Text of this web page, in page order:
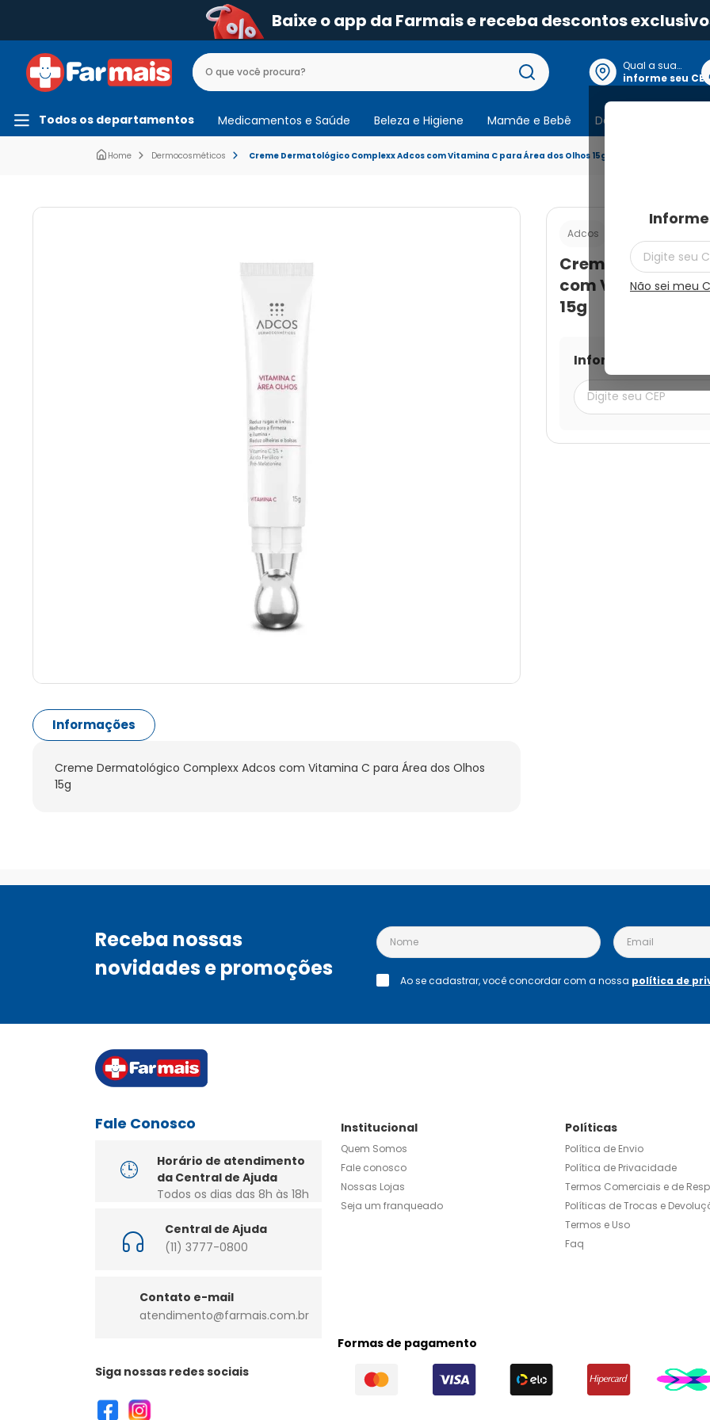
Baixe o app da Farmais e receba descontos
Qual a sua
localização?
informe seu CEP
Não sei meu
Todos os departamentos Medicamentos e Saúde Beleza e Higiene Mamãe e Bebê Dermocosmeticos
Dermocosméticos Creme Dermatológico Complexx Adcos com Vitamina C para Área dos Olhos 15g
Informações
Creme Dermatológico Complexx Adcos com Vitamina C para Área dos Olhos
15g
Adcos
Creme
com Vitamina C
15g
Informe seu CEP
Receba nossas
novidades e promoções
Ao se cadastrar, você concordar com a nossa política de
Fale Conosco
Horário de atendimento
da Central de Ajuda
Todos os dias das 8h às 18h
Central de Ajuda
(11) 3777-0800
Contato e-mail
atendimento@farmais.com.br
Siga nossas redes sociais
Institucional
Quem Somos
Fale conosco
Nossas Lojas
Seja um franqueado
Políticas
Política de Envio
Política de Privacidade
Termos Comerciais e de
Políticas de Trocas e
Termos e Uso
Faq
Formas de pagamento